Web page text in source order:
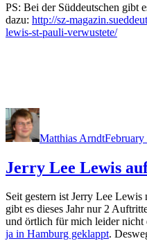
PS: Bei der Süddeutschen gibt
dazu: http://sz-
lewis-st-pauli-verwustete/
Author
Matthias Arndt
Jerry Lee Lewis
Seit gestern ist Jerry Lee
gibt es dieses Jahr nur 2
und örtlich für mich leider nicht
ja in Hamburg geklappt.